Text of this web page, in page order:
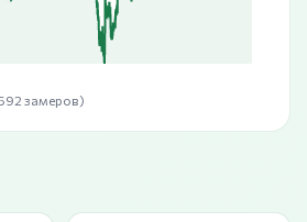
замеров)